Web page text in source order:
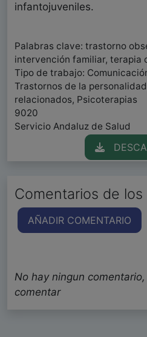
infantojuveniles.
Palabras clave: trastorno
intervención familiar, terapia
Tipo de trabajo:
Trastornos de la
relacionados, Psicoterapias
9020
Servicio Andaluz de Salud
Comentarios de los
AÑADIR COMENTARIO
No hay ningun
comentar